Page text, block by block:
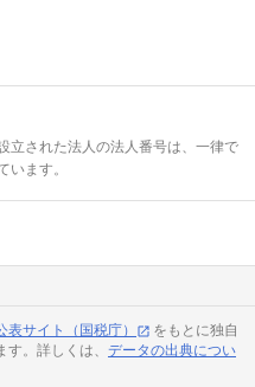
立された法人の法人番号は、一律で
います。
表サイト（国税庁）
をもとに独自
。詳しくは、 データの出典につい